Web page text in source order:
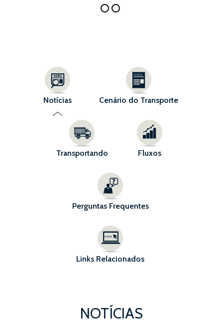
Notícias Cenário do Transporte
Transportando Fluxos
Perguntas Frequentes
Links Relacionados
NOTÍCIAS